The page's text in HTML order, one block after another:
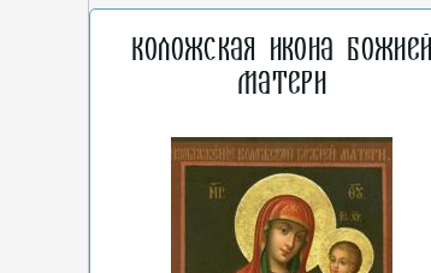
Коложская икона
Матери